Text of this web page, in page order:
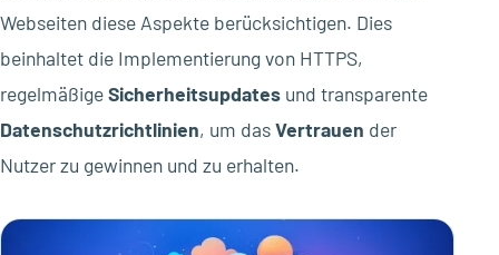
Webseiten diese Aspekte berücksichtigen. Dies
beinhaltet die Implementierung von HTTPS,
regelmäßigeSicherheitsupdates und transparente
Datenschutzrichtlinien, um dasVertrauen der
Nutzer zu gewinnen und zu erhalten.